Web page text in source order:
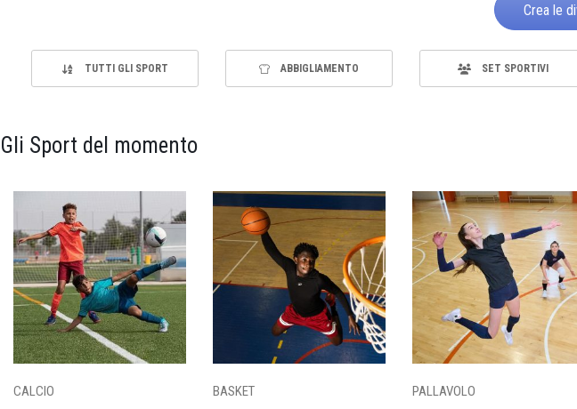
Crea le
TUTTI GLI SPORT ABBIGLIAMENTO SET SPORTIVI
Gli Sport del momento
CALCIO BASKET PALLAVOLO